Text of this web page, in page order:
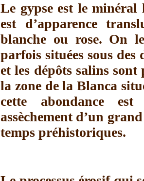
Le gypse est le minéral
est d’apparence
blanche ou rose. On
parfois situées sous des
et les dépôts salins
la zone de la Blanca
cette abondance
assèchement d’un
temps préhistoriques.